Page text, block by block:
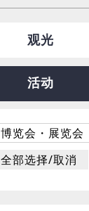
观光
活动
博览会・展览会
全部选择/取消